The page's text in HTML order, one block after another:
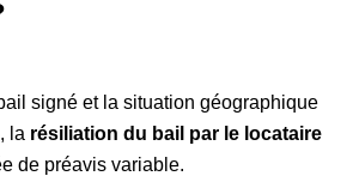
signé et la situation géographique
la résiliation du bail par le locataire
de préavis variable.